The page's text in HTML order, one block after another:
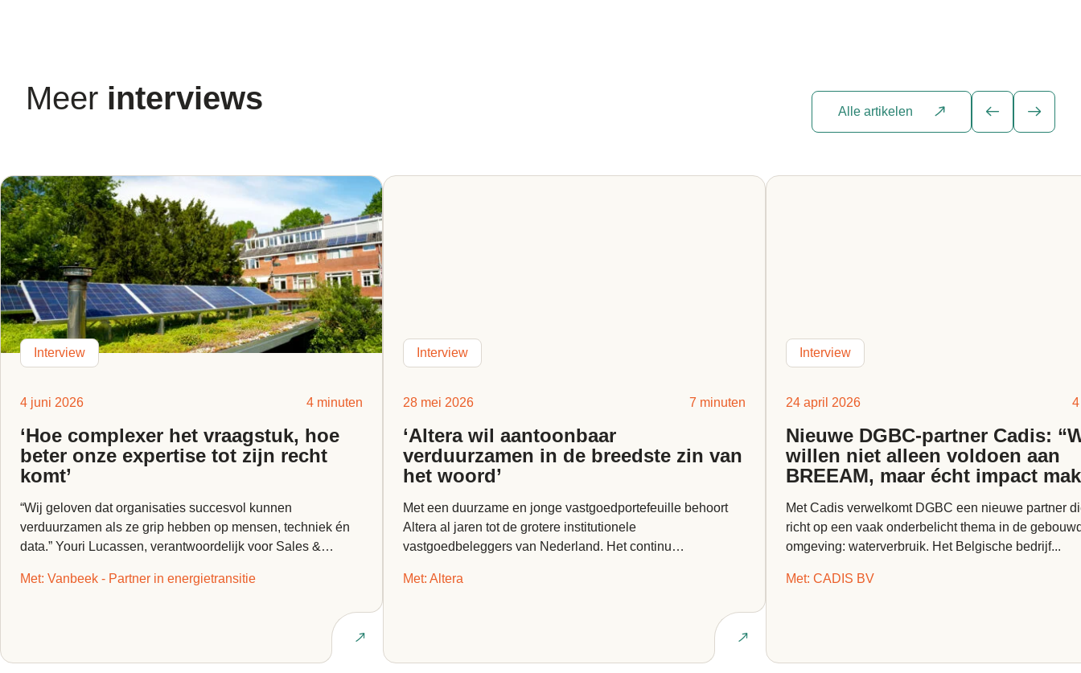
Meer interviews Alle artikelen
Interview
4 juni 2026 4 minuten
‘Hoe complexer het vraagstuk, hoe
beter onze expertise tot zijn recht
komt’
“Wij geloven dat organisaties succesvol kunnen
verduurzamen als ze grip hebben op mensen, techniek én
data.” Youri Lucassen, verantwoordelijk voor Sales &
Met: Vanbeek - Partner in energietransitie
Lees interview
Interview
28 mei 2026 7 minuten
‘Altera wil aantoonbaar
verduurzamen in de breedste zin van
het woord’
Met een duurzame en jonge vastgoedportefeuille behoort
Altera al jaren tot de grotere institutionele
vastgoedbeleggers van Nederland. Het continu
Met: Altera
Lees interview
Interview
24 april 2026
Nieuwe DGBC-partner Cadis:
willen niet alleen voldoen aan
BREEAM, maar écht impact
Met Cadis verwelkomt DGBC een nieuwe partner
richt op een vaak onderbelicht thema in de
omgeving: waterverbruik. Het Belgische bedrijf...
Met: CADIS BV